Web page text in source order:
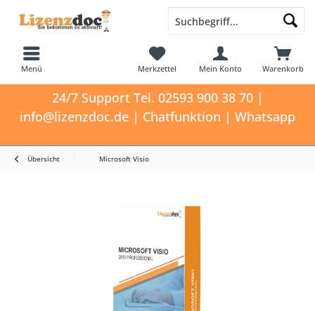
Warenkorb
Merkzettel Mein Konto
Menü
24/7 Support Tel. 02593 900 38 70 |
info@lizenzdoc.de | Chatfunktion | Whatsapp
Übersicht Microsoft Visio